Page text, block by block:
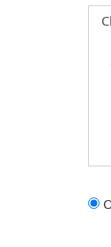
dans